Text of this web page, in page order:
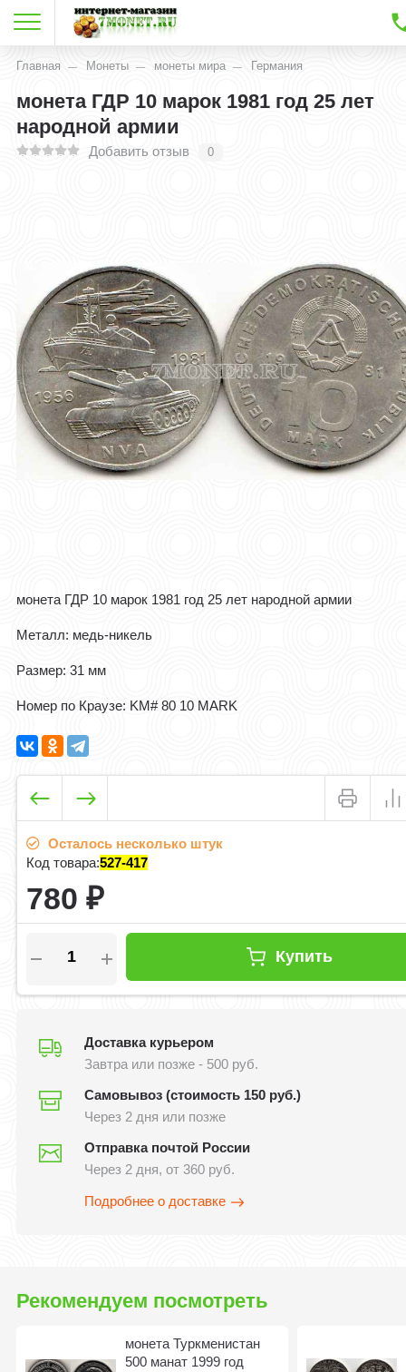
Главная Монеты монеты мира Германия
монета ГДР 10 марок 1981 год 25 лет
народной армии
Добавить отзыв 0
монета ГДР 10 марок 1981 год 25 лет народной армии
Металл: медь-никель
Размер: 31 мм
Номер по Краузе: KM# 80 10 MARK
Осталось несколько штук
Код товара:527-417
780₽
Купить
Доставка курьером
Завтра или позже - 500 руб.
Самовывоз (стоимость 150 руб.)
Через 2 дня или позже
Отправка почтой России
Через 2 дня, от 360 руб.
Подробнее о доставке
Рекомендуем посмотреть
монета Туркменистан
500 манат 1999 год